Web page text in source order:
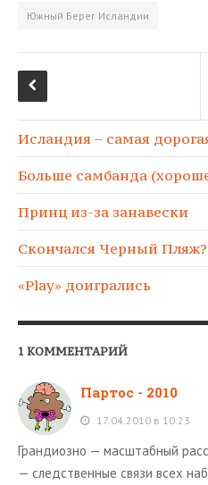
Южный Берег Исландии
Принц из-за занавески
Скончался Черный Пляж?
«Play» доигрались
1 КОММЕНТАРИЙ
Партос - 2010
17.04.2010 в 10:23
Грандиозно — масштабный
— следственные связи всех